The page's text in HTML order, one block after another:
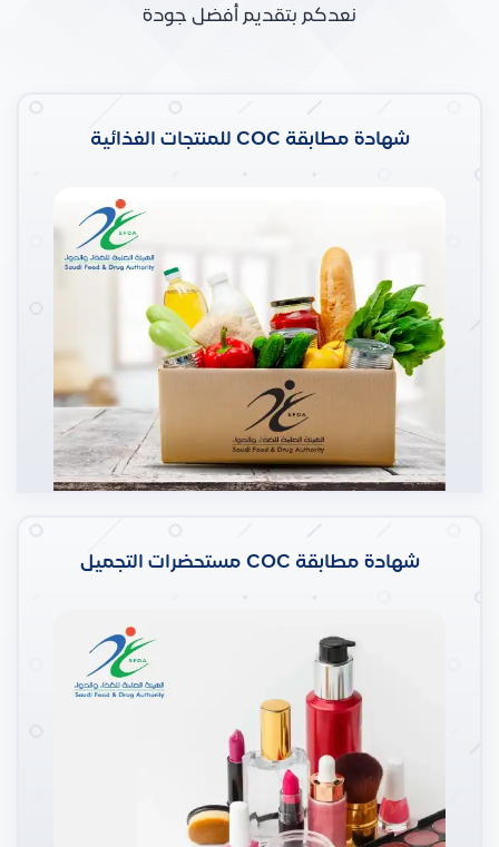
نعدكم بتقديم أفضل جودة
شهادة مطابقة COC للمنتجات الغذائية
شهادة مطابقة COC مستحضرات التجميل